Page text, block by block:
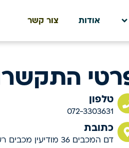
אודות צור קשר
טלפון
072-3303631
כתובת
דם המכבים 36 מודיעין מכבים רעות